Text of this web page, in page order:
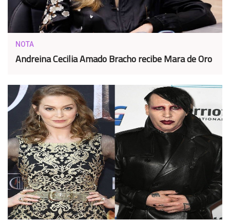
NOTA
Andreina Cecilia Amado Bracho recibe Mara de Oro